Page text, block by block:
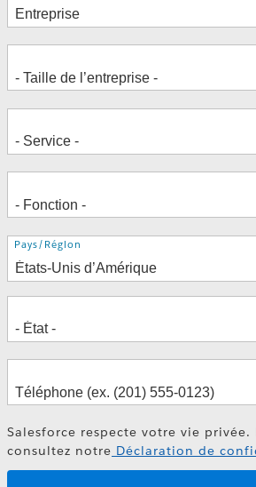
Adresse
Pays/Région
Salesforce respecte votre vie
consultez notre Déclaration de